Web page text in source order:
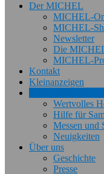
Der MICHEL
MICHEL-
MICHEL-
Newsletter
Die
MICHEL-
Kontakt
Kleinanzeigen
Wertvolles
Hilfe für
Messen und
Neuigkeiten
Über uns
Geschichte
Presse